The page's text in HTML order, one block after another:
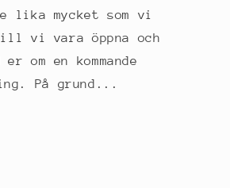
lika mycket som vi
vi vara öppna och
om en kommande
På grund...